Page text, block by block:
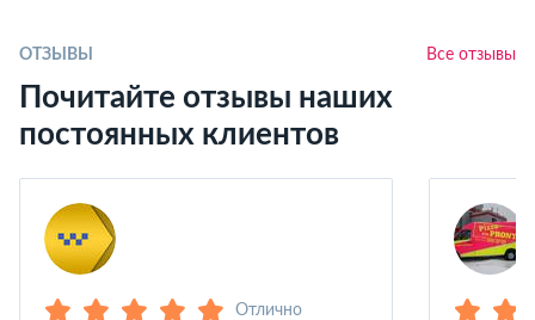
ОТЗЫВЫ Все отзывы
Почитайте отзывы наших
постоянных клиентов
Отлично